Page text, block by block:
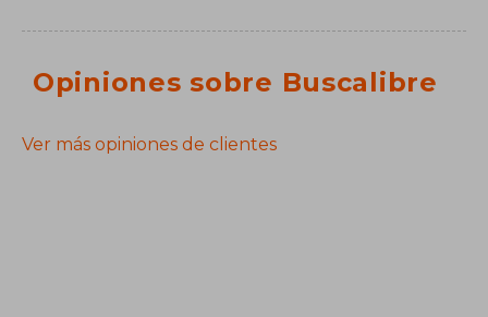
Opiniones sobre Buscalibre
Ver más opiniones de clientes